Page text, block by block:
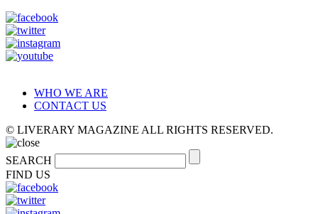
WHO WE ARE
CONTACT US
© LIVERARY MAGAZINE ALL RIGHTS RESERVED.
SEARCH
FIND US